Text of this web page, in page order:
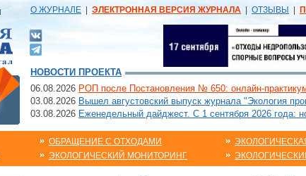
О ЖУРНАЛЕ ЭЛЕКТРОННАЯ ВЕРСИЯ ЖУРНАЛА ОТЗЫВЫ
НОВОСТИ ПРОЕКТА
06.08.2026 РОП после Постановления № 650: онлайн-
03.08.2026 Вышел августовский выпуск журнала "Экология
03.08.2026 Еженедельный дайджест. С 1 сентября 2026 года:
ОБРАЩЕНИЕ С ОТХОДАМИ
ЭКОЛОГИЧЕСКИЙ МОНИТОРИНГ